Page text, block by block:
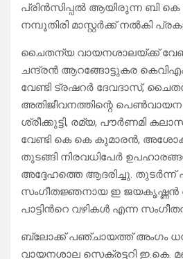
പ്രിൻസിപ്പൽ ആയിരുന്ന ബി
നമ്പൂതിരി മാസ്റ്റർക്ക് നൽകി
ചൈതന്യ വായനശാലയ്ക്ക്
ചന്ദ്രൻ ആറങ്ങോട്ടുകര കെവിഎം
വേണ്ടി ട്രഷറർ ദേവദാസ്,
അതിജീവനത്തിന്റെ പെൺവായന
ശ്രീക്കുട്ടി, രമ്യ, പൗർണമി
വേണ്ടി കെ കെ കുമാരൻ,
തുടങ്ങി നിരവധിപേർ
അദ്ദേഹത്തെ ആദരിച്ചു. തുടർന്ന്
സംഗീതജ്ഞനായ ഇ ജയകൃഷ്ണൻ
പാട്ടിൻറെ വഴികൾ എന്ന
ബ്ലോക്ക് പഞ്ചായത്ത്‌ അംഗം
വായനശാല സെക്രട്ടറി ഇ.കെ.